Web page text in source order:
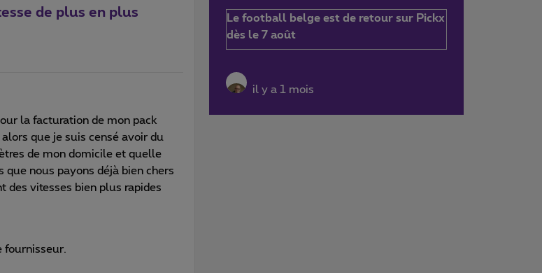
de plus en plus
la facturation de mon pack
que je suis censé avoir du
de mon domicile et quelle
nous payons déjà bien chers
des vitesses bien plus rapides
fournisseur.
Le football belge est de retour sur Pickx
dès le 7 août
il y a 1 mois